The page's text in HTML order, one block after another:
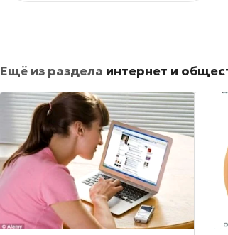
Ещё из раздела интернет и